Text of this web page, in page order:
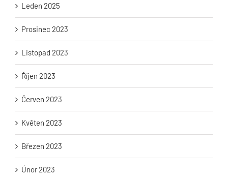
Leden 2025
Prosinec 2023
Listopad 2023
Říjen 2023
Červen 2023
Květen 2023
Březen 2023
Únor 2023